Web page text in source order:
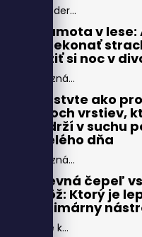
Moder...
Samota v lese:
prekonať
užiť si noc v
Pozná...
Vrstvte ako
troch vrstiev,
udrží v suchu
celého dňa
Pozná...
Pevná čepeľ
nôž: Ktorý je
primárny
Pre k...